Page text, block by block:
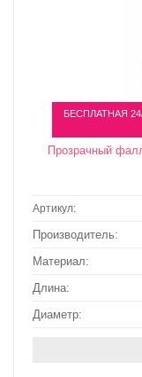
БЕСПЛАТНАЯ
Прозрачный
Артикул:
Производитель:
Материал:
Длина:
Диаметр: